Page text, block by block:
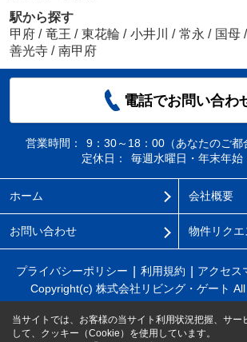
駅から探す
甲府 / 竜王 / 東花輪 / 小井川 / 常永 / 国母 /
善光寺 / 南甲府
電話でお問い合わ
営業時間：
9：30～18：00（あなたのご都
定休日：
毎週水曜日・年末年始
ホーム 会社概要
お問い合わせ 物件リクエ
プライバシーポリシー 利用規約 アクセス
Copyright(c) 株式会社リビング・ゲート
当サイトでは、お客様の当サイト利用状況把握、サー
して、クッキー（Cookie）を使用しています。